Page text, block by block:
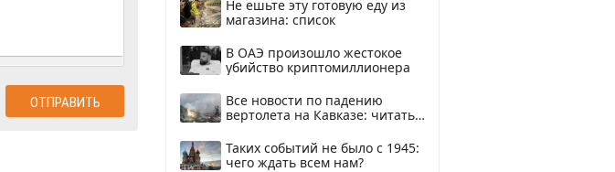
Не ешьте эту готовую еду из
магазина: список
В ОАЭ произошло жестокое
убийство криптомиллионера
Все новости по падению
вертолета на Кавказе: читать
Таких событий не было с 1945:
чего ждать всем нам?